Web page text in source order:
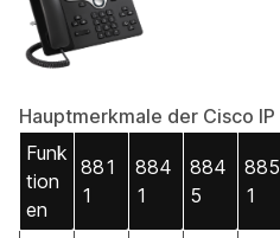
Hauptmerkmale der Cisco
Funk
tion
en
881
1
884
1
884
5
885
1